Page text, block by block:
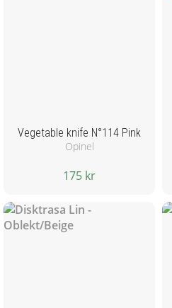
Vegetable knife N°114 Pink
Opinel
175 kr